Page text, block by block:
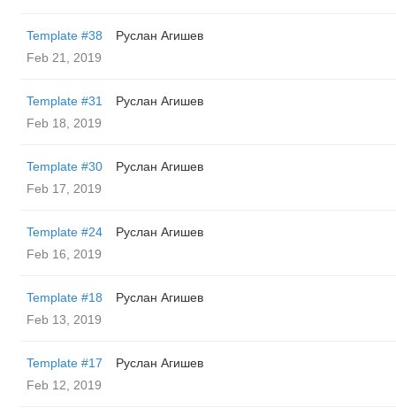
Template #38
Руслан Агишев
Feb 21, 2019
Template #31
Руслан Агишев
Feb 18, 2019
Template #30
Руслан Агишев
Feb 17, 2019
Template #24
Руслан Агишев
Feb 16, 2019
Template #18
Руслан Агишев
Feb 13, 2019
Template #17
Руслан Агишев
Feb 12, 2019